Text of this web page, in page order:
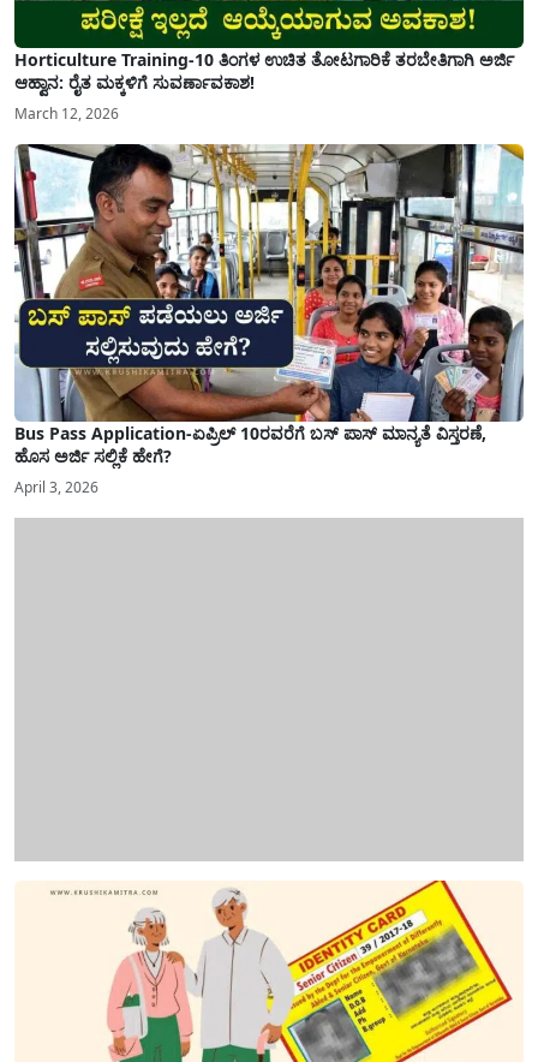
Horticulture Training-10 ತಿಂಗಳ ಉಚಿತ ತೋಟಗಾರಿಕೆ ತರಬೇತಿಗಾಗಿ ಅರ್ಜಿ
ಆಹ್ವಾನ: ರೈತ ಮಕ್ಕಳಿಗೆ ಸುವರ್ಣಾವಕಾಶ!
March 12, 2026
Bus Pass Application-ಏಪ್ರಿಲ್ 10ರವರೆಗೆ ಬಸ್ ಪಾಸ್ ಮಾನ್ಯತೆ ವಿಸ್ತರಣೆ,
ಹೊಸ ಅರ್ಜಿ ಸಲ್ಲಿಕೆ ಹೇಗೆ?
April 3, 2026